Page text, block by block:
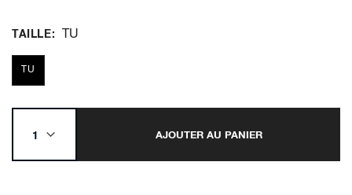
TAILLE TU
TU
AJOUTER AU PANIER